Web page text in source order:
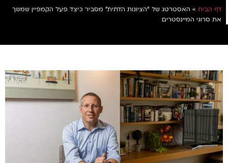
דף הבית » האסטרטג של “הציונות הדתית” מסביר כיצד פעל הקמפיין שמשך
את סרוגי המיינסטרים